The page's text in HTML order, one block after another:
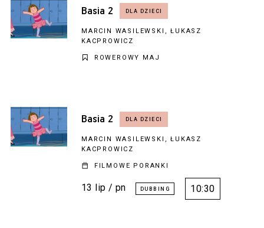
Basia 2
MARCIN WASILEWSKI, ŁUKASZ
KACPROWICZ
ROWEROWY MAJ
Basia 2
MARCIN WASILEWSKI, ŁUKASZ
KACPROWICZ
FILMOWE PORANKI
13 lip / pn 10:30